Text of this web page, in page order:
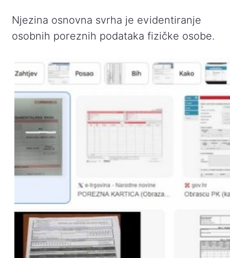
Njezina osnovna svrha je evidentiranje
osobnih poreznih podataka fizičke osobe.